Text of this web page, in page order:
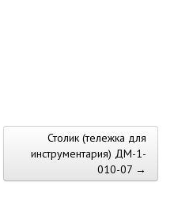
Столик (тележка для
инструментария) ДМ-1-
010-07 →